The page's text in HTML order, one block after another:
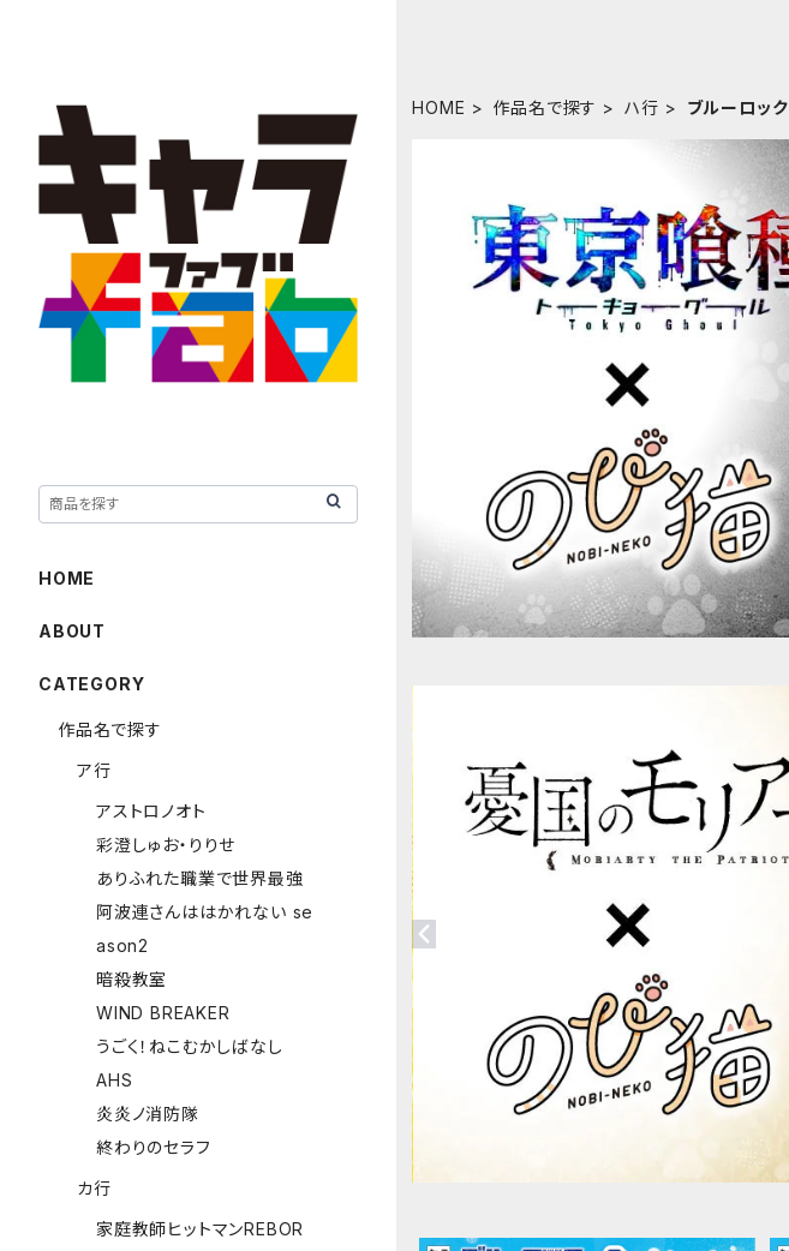
HOME 作品名で探す ハ行 ブルーロック
HOME
ABOUT
CATEGORY
作品名で探す
ア行
アストロノオト
彩澄しゅお・りりせ
ありふれた職業で世界最強
阿波連さんははかれない se
ason2
暗殺教室
WIND BREAKER
うごく！ねこむかしばなし
AHS
炎炎ノ消防隊
終わりのセラフ
カ行
家庭教師ヒットマンREBOR